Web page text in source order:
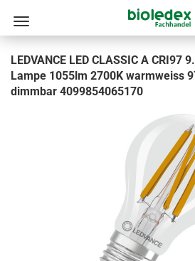
LEDVANCE LED CLASSIC A CRI97
Lampe 1055lm 2700K warmweiss
dimmbar 4099854065170